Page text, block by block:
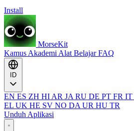
Install
MorseKit
Kamus Akademi Alat BelajarFAQ
EN ES ZH HI AR JA RU DE PT FR IT
EL UK HE SV NO DA UR HU TR
Unduh Aplikasi